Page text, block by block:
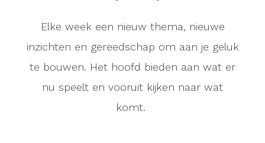
Elke week een nieuw thema, nieuwe
inzichten en gereedschap om aan je geluk
te bouwen. Het hoofd bieden aan wat er
nu speelt en vooruit kijken naar wat
komt.